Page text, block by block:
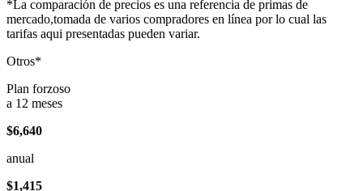
*La comparación de precios es una referencia de primas de
mercado,tomada de varios compradores en línea por lo cual las
tarifas aqui presentadas pueden variar.
Otros*
Plan forzoso
a 12 meses
$6,640
anual
$1,415